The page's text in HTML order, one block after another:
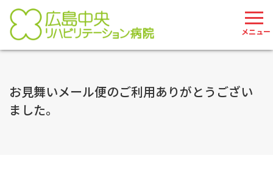
お問い合わせ
お見舞いメール便のご利用ありがとうござい
ました。